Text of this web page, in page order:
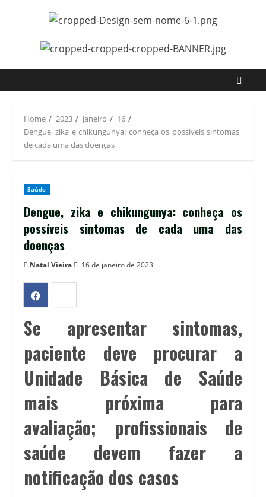
Home 2023 janeiro
16
Dengue, zika e chikungunya: conheça os possíveis sintomas
de cada uma das doenças
Saúde
Dengue, zika e chikungunya: conheça os
possíveis sintomas de cada uma das
doenças
Natal Vieira 16 de janeiro de 2023
Se apresentar sintomas,
paciente deve procurar a
Unidade Básica de Saúde
mais próxima para
avaliação; profissionais de
saúde devem fazer a
notificação dos casos